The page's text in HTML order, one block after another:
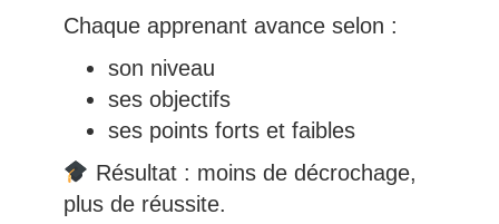
Chaque apprenant avance selon :
son niveau
ses objectifs
ses points forts et faibles
Résultat : moins de décrochage,
plus de réussite.